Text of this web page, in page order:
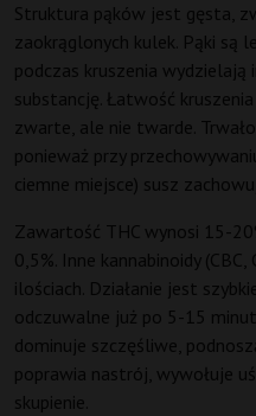
Struktura pąków jest gęsta,
zaokrąglonych kulek. Pąki są
podczas kruszenia wydzielają
substancję. Łatwość
zwarte, ale nie twarde.
ponieważ przy
ciemne miejsce) susz
Zawartość THC wynosi 15-
0,5%. Inne kannabinoidy
ilościach. Działanie jest
odczuwalne już po 5-15
dominuje szczęśliwe,
poprawia nastrój, wywołuje
skupienie.